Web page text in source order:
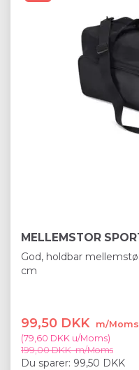
MELLEMSTOR
God, holdbar
cm
99,50 DKK m/Moms
(79,60 DKK u/Moms)
199,00 DKKm/Moms
Du sparer: 99,50 DKK